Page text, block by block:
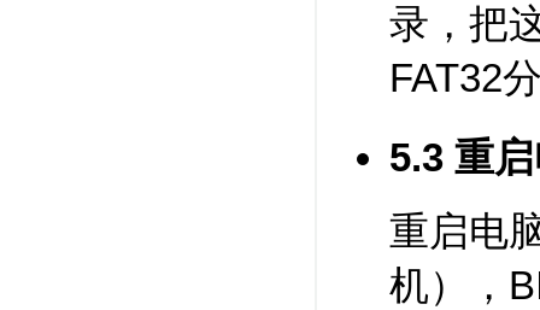
录，把
FAT32
5.3 重
重启电
机），